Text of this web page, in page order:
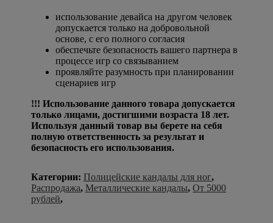
использование девайса на другом человек
допускается только на добровольной
основе, с его полного согласия
обеспечьте безопасность вашего партнера в
процессе игр со связыванием
проявляйте разумность при планировании
сценариев игр
!!! Использование данного товара допускается
только лицами, достигшими возраста 18 лет.
Используя данный товар вы берете на себя
полную ответственность за результат и
безопасность его использования.
Категории: Полицейские кандалы для ног,
Распродажа, Металлические кандалы, От 5000
рублей,